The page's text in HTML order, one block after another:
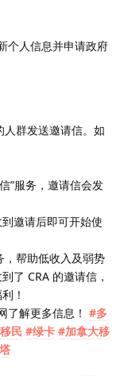
个人信息并申请政府
群发送邀请信。如
”服务，邀请信会发
邀请后即可开始使
帮助低收入及弱势
了 CRA 的邀请信，
！
了解更多信息！ #多
民 #绿卡 #加拿大移